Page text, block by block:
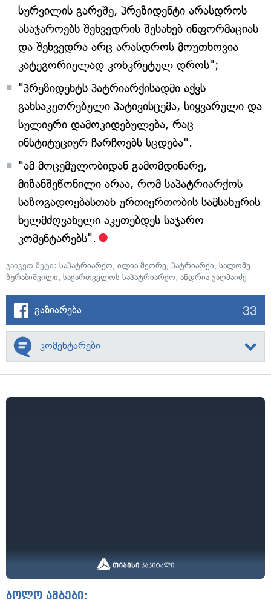
სურვილის გარეშე, პრეზიდენტი არასდროს
ასაჯაროებს შეხვედრის შესახებ ინფორმაციას
და შეხვედრა არც არასდროს მოუთხოვია
კატეგორიულად კონკრეტულ დროს";
"პრეზიდენტს პატრიარქისადმი აქვს
განსაკუთრებული პატივისცემა, სიყვარული და
სულიერი დამოკიდებულება, რაც
ინსტიტუციურ ჩარჩოებს სცდება".
"ამ მოცემულობიდან გამომდინარე,
მიზანშეწონილი არაა, რომ საპატრიარქოს
საზოგადოებასთან ურთიერთობის სამსახურის
ხელმძღვანელი აკეთებდეს საჯარო
კომენტარებს".
გაიგეთ მეტი: საპატრიარქო, ილია მეორე, პატრიარქი, სალომე
ზურაბიშვილი, საქართველოს საპატრიარქო, ანდრია ჯაღმაიძე
გაზიარება 33
კომენტარები
ბოლო ამბები: